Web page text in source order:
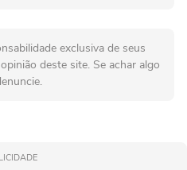
exclusiva de seus
deste site. Se achar algo